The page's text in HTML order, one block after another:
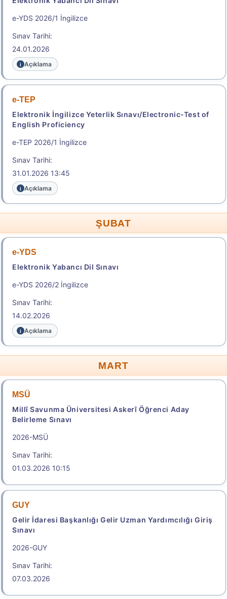
.2026-İYÖS
İdari Yargı Ön Sınavı
Başvuru Tarihi: 11.08.2026 - 19.08.2026
.2026-TR-YÖS/2
Türkiye Yurt Dışından Öğrenci Kabul Sınavı
23:59
SINAVI (TR-YÖS/2) KILAVUZU
HIGHER EDUCATION IN TÜRKİYE (TR-YÖS/2) GUIDE
.2026-DGS
Sonuç Tarihi: 13.08.2026
Ön Lisans Diploması Alınacak Olan/Alınan Program
e-YDS 2026/1 İngilizce
Sınav Tarihi:
24.01.2026
Açıklama
e-TEP
Elektronik İngilizce Yeterlik Sınavı/Electronic-Test of
English Proficiency
e-TEP 2026/1 İngilizce
Sınav Tarihi:
31.01.2026 13:45
Açıklama
ŞUBAT
e-YDS
Elektronik Yabancı Dil Sınavı
e-YDS 2026/2 İngilizce
Sınav Tarihi:
14.02.2026
Açıklama
MART
MSÜ
Millî Savunma Üniversitesi Askerî Öğrenci Aday
Belirleme Sınavı
2026-MSÜ
Sınav Tarihi:
01.03.2026 10:15
GUY
Gelir İdaresi Başkanlığı Gelir Uzman Yardımcılığı Giriş
Sınavı
2026-GUY
Sınav Tarihi:
07.03.2026